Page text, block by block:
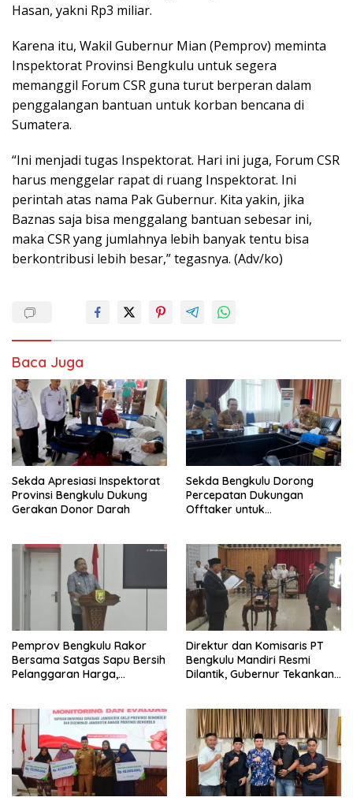
Hasan, yakni Rp3 miliar.
Karena itu, Wakil Gubernur Mian (Pemprov) meminta
Inspektorat Provinsi Bengkulu untuk segera
memanggil Forum CSR guna turut berperan dalam
penggalangan bantuan untuk korban bencana di
Sumatera.
“Ini menjadi tugas Inspektorat. Hari ini juga, Forum CSR
harus menggelar rapat di ruang Inspektorat. Ini
perintah atas nama Pak Gubernur. Kita yakin, jika
Baznas saja bisa menggalang bantuan sebesar ini,
maka CSR yang jumlahnya lebih banyak tentu bisa
berkontribusi lebih besar,” tegasnya. (Adv/ko)
Baca Juga
Sekda Apresiasi Inspektorat
Provinsi Bengkulu Dukung
Gerakan Donor Darah
Sekda Bengkulu Dorong
Percepatan Dukungan
Offtaker untuk
Pemprov Bengkulu Rakor
Bersama Satgas Sapu Bersih
Pelanggaran Harga,
Masih Jadi Sorotan
Direktur dan Komisaris PT
Bengkulu Mandiri Resmi
Dilantik, Gubernur Tekankan